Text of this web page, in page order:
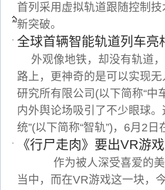
首列采用虚拟轨道跟随控制
新突破。
全球首辆智能轨道列车亮
外观像地铁，却没有轨道
路上，更神奇的是可以实现
研究所有限公司(以下简称“中
内外舆论场吸引了不少眼球
统”(以下简称“智轨”)，6月2
《行尸走肉》要出VR游戏
作为被人深受喜爱的美
当中，而在VR游戏这一块，